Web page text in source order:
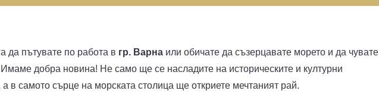
да пътувате по работа в гр. Варна или обичате да съзерцавате морето и да чувате
добра новина! Не само ще се насладите на историческите и културни
а в самото сърце на морската столица ще откриете мечтаният рай.